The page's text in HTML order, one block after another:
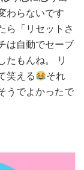
わらないです
ら「リセットさ
は自動でセーブ
たもんね。 リ
笑える
それ
うでよかったで